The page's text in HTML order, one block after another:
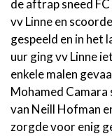
de aftrap sneed
vv Linne en
gespeeld en in het
uur ging vv Linne
enkele malen
Mohamed Camara
van Neill Hofman
zorgde voor enig